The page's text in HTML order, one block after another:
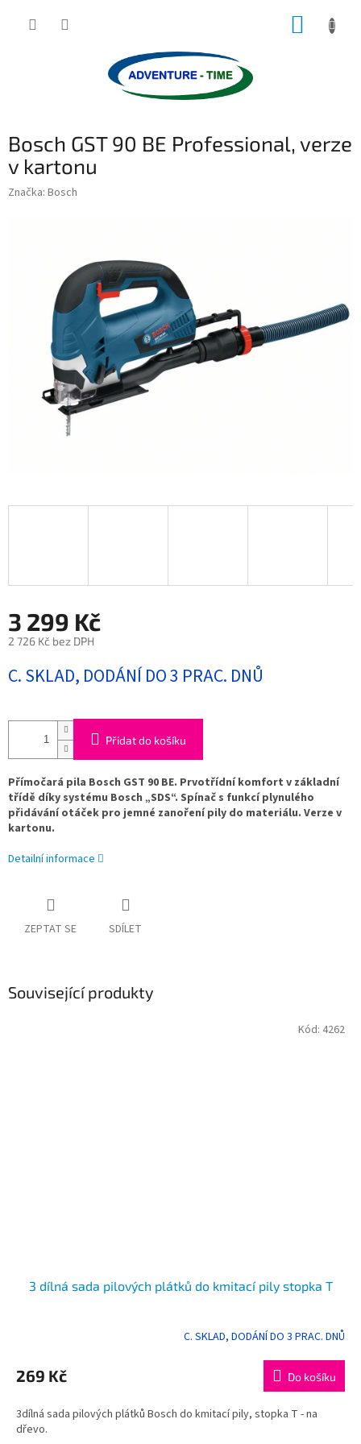
Bosch GST 90 BE Professional, verze
v kartonu
Značka: Bosch
3 299 Kč
2 726 Kč bez DPH
cena:
C. SKLAD, DODÁNÍ DO 3 PRAC. DNŮ
Přidat do košíku
Přímočará pila Bosch GST 90 BE. Prvotřídní komfort v základní
třídě díky systému Bosch „SDS“. Spínač s funkcí plynulého
přidávání otáček pro jemné zanoření pily do materiálu. Verze v
kartonu.
Detailní informace
ZEPTAT SE SDÍLET
Související produkty
3 dílná sada pilových plátků do kmitací pily stopka T
produktu
je
z
5
C. SKLAD, DODÁNÍ DO 3 PRAC. DNŮ
269 Kč Do košíku
3dílná sada pilových plátků Bosch do kmitací pily, stopka T - na
dřevo.
Kód: 4262